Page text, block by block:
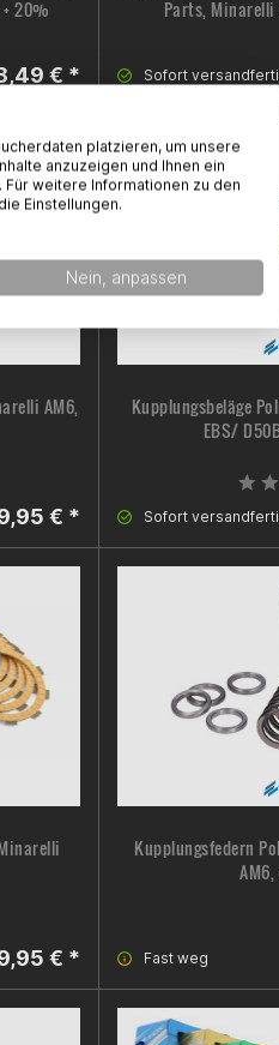
20%
€ *
Parts, Minarelli
Sofort
AM6,
€ *
Kupplungsbeläge
EBS/
Sofort
€ *
Kupplungsfedern
Fast weg
platzieren, um unsere
anzuzeigen und Ihnen ein
weitere Informationen zu den
Einstellungen.
Nein, anpassen